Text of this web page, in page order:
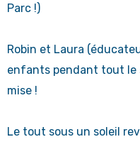
Parc !)
Robin et Laura
enfants pendant tout le
mise !
Le tout sous un soleil